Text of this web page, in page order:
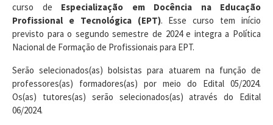
curso de Especialização em Docência na Educação
Profissional e Tecnológica (EPT). Esse curso tem início
previsto para o segundo semestre de 2024 e integra a Política
Nacional de Formação de Profissionais para EPT.
Serão selecionados(as) bolsistas para atuarem na função de
professores(as) formadores(as) por meio do Edital 05/2024.
Os(as) tutores(as) serão selecionados(as) através do Edital
06/2024.